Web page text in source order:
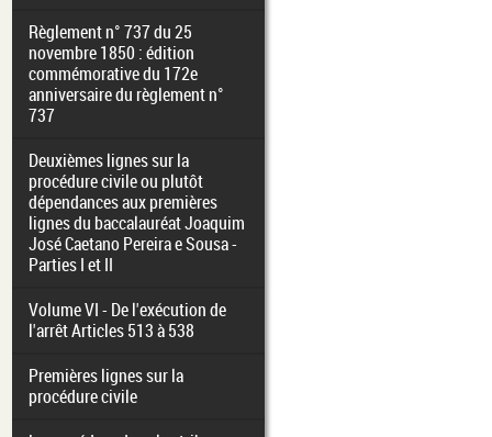
Règlement n° 737 du 25
novembre 1850 : édition
commémorative du 172e
anniversaire du règlement n°
737
Deuxièmes lignes sur la
procédure civile ou plutôt
dépendances aux premières
lignes du baccalauréat Joaquim
José Caetano Pereira e Sousa -
Parties I et II
Volume VI - De l'exécution de
l'arrêt Articles 513 à 538
Premières lignes sur la
procédure civile